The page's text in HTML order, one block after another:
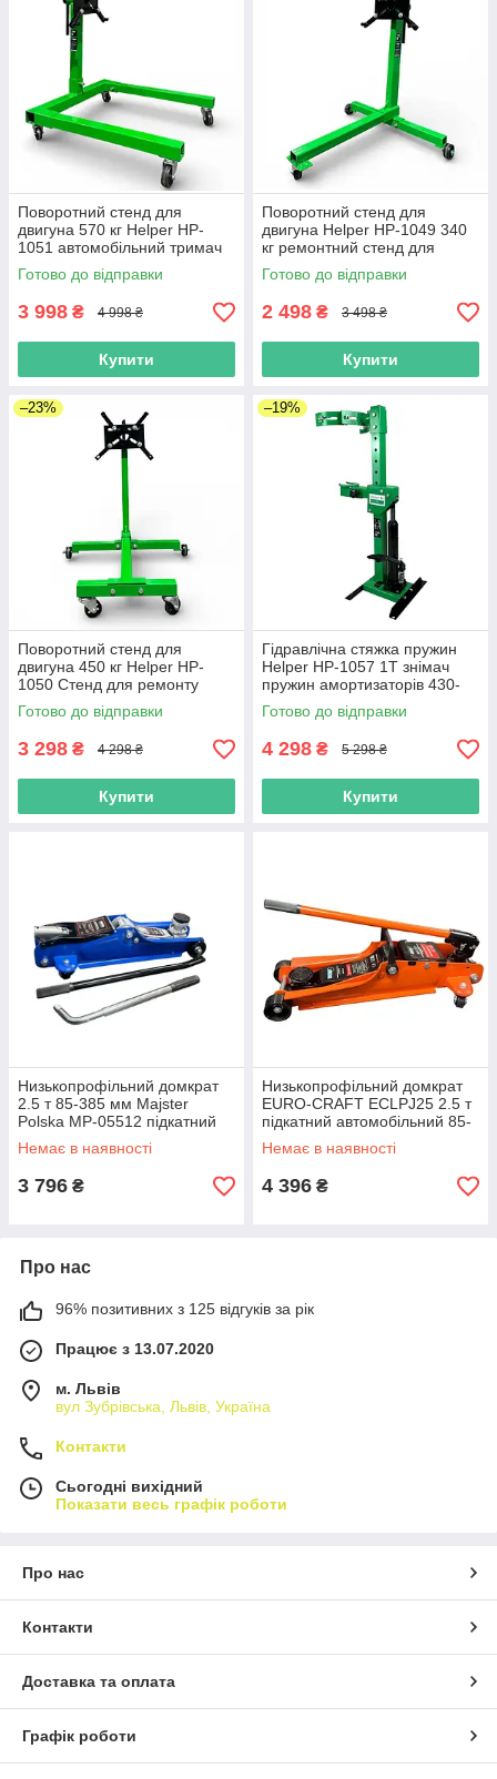
Поворотний стенд для
двигуна 570 кг Helper HP-
1051 автомобільний тримач
двигуна для ремонту моторів
СТО автомайстерня
Готово до відправки
3 998 ₴ 4 998 ₴
Купити
Поворотний стенд для
двигуна Helper HP-1049 340
кг ремонтний стенд для
моторів автомобільний
тримач двигуна
Готово до відправки
2 498 ₴ 3 498 ₴
Купити
–23%
Поворотний стенд для
двигуна 450 кг Helper HP-
1050 Стенд для ремонту
двигунів автомобільний
Готово до відправки
3 298 ₴ 4 298 ₴
Купити
–19%
Гідравлічна стяжка пружин
Helper HP-1057 1Т знімач
пружин амортизаторів 430-
820 мм професійний для
СТО
Готово до відправки
4 298 ₴ 5 298 ₴
Купити
Низькопрофільний домкрат
2.5 т 85-385 мм Majster
Polska MP-05512 підкатний
автомобільний з набором
ключів
Немає в наявності
3 796 ₴
Низькопрофільний домкрат
EURO-CRAFT ECLPJ25 2.5 т
підкатний автомобільний 85-
381 мм
Немає в наявності
4 396 ₴
Про нас
96% позитивних з 125 відгуків за рік
Працює з 13.07.2020
м. Львів
вул Зубрівська, Львів, Україна
Контакти
Сьогодні вихідний
Показати весь графік роботи
Про нас
Контакти
Доставка та оплата
Графік роботи